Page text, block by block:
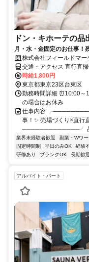
ドン・キホーテの品
月・水・金固定のお仕事
株式会社フィールドマ
ア/2606C22agytk
交通・アクセス 直行直帰
時給1,800円
東京都東京23区台東区
勤務時間詳細 ⏰10:00～
の場合はお休み
仕事内容
事！✨ 売場づくり×直行
─────────────╯ 品
業界未経験者歓迎 副業・Wワ
固定時間制
平日のみOK 経験
研修あり
ブランクOK 長期歓
アルバイト・パート